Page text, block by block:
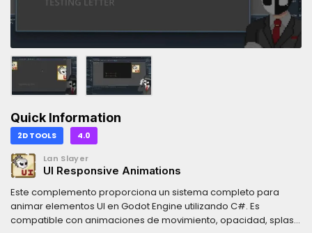
Quick Information
2D TOOLS 4.0
Lan Slayer
UI Responsive Animations
Este complemento proporciona un sistema completo para
animar elementos UI en Godot Engine utilizando C#. Es
compatible con animaciones de movimiento, opacidad, splash,